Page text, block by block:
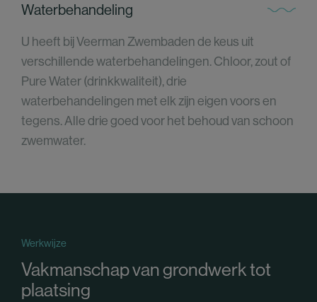
Waterbehandeling
U heeft bij Veerman Zwembaden de keus uit
verschillende waterbehandelingen. Chloor, zout of
Pure Water (drinkkwaliteit), drie
waterbehandelingen met elk zijn eigen voors en
tegens. Alle drie goed voor het behoud van schoon
zwemwater.
Werkwijze
Vakmanschap van grondwerk tot
plaatsing